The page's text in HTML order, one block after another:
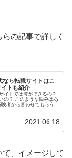
の記事で詳しく
なら転職サイトはこ
トも紹介
イトでは何ができるの？
みはあ
2021.06.18
、イメージして